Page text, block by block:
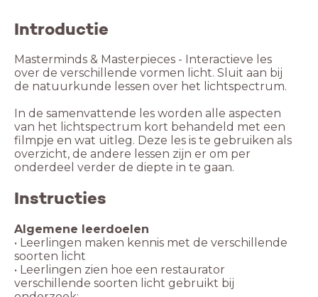
Introductie
Masterminds & Masterpieces - Interactieve les
over de verschillende vormen licht. Sluit aan bij
de natuurkunde lessen over het lichtspectrum.
In de samenvattende les worden alle aspecten
van het lichtspectrum kort behandeld met een
filmpje en wat uitleg. Deze les is te gebruiken als
overzicht, de andere lessen zijn er om per
onderdeel verder de diepte in te gaan.
Instructies
• Leerlingen maken kennis met de verschillende
soorten licht
• Leerlingen zien hoe een restaurator
verschillende soorten licht gebruikt bij